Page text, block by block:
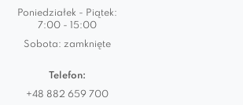
Poniedziałek - Piątek:
7:00 - 15:00
Sobota: zamknięte
Telefon:
+48 882 659 700